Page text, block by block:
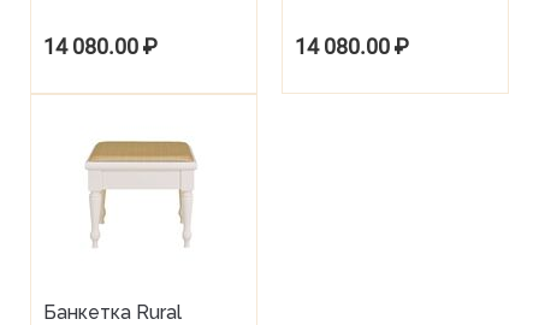
14 080.00₽ 14 080.00₽
Банкетка Rural